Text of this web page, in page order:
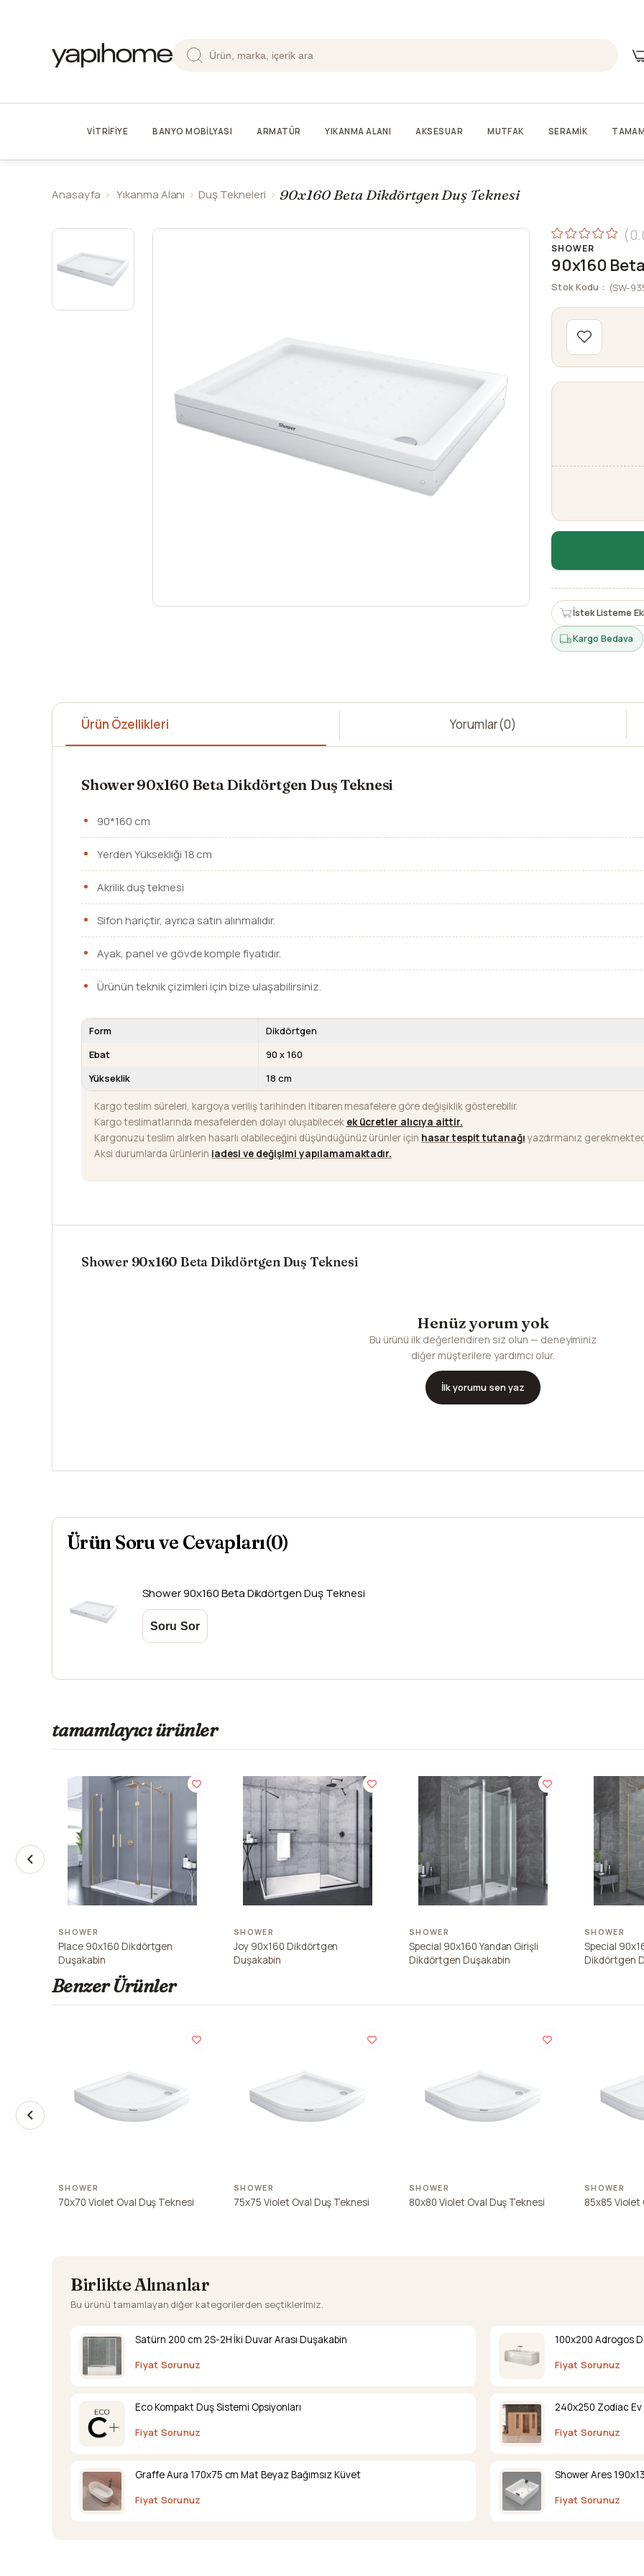
VİTRİFİYE BANYO MOBİLYASI ARMATÜR YIKANMA ALANI AKSESUAR MUTFAK SERAMİK
Anasayfa Yıkanma Alanı Duş Tekneleri 90x160 Beta Dikdörtgen Duş Teknesi
SHOWER
90x160
Stok Kodu (SW-
İstek Listeme
Kargo Bedava
Ürün Özellikleri Yorumlar(0)
Shower 90x160 Beta Dikdörtgen Duş Teknesi
90*160 cm
Yerden Yüksekliği 18 cm
Akrilik duş teknesi
Sifon hariçtir, ayrıca satın alınmalıdır.
Ayak, panel ve gövde komple fiyatıdır.
Ürünün teknik çizimleri için bize ulaşabilirsiniz.
Form
Dikdörtgen
Ebat
90 x 160
Yükseklik
18 cm
Kargo teslim süreleri, kargoya veriliş tarihinden itibaren mesafelere göre değişiklik gösterebilir.
Kargo teslimatlarında mesafelerden dolayı oluşabilecek ek ücretler alıcıya aittir.
Kargonuzu teslim alırken hasarlı olabileceğini düşündüğünüz ürünler için hasar tespit tutanağı yazdırmanız
Aksi durumlarda ürünlerin iadesi ve değişimi yapılamamaktadır.
Shower 90x160 Beta Dikdörtgen Duş Teknesi
Henüz yorum yok
Bu ürünü ilk değerlendiren siz olun — deneyiminiz
diğer müşterilere yardımcı olur.
İlk yorumu sen yaz
Ürün Soru ve Cevapları(0)
Shower90x160 Beta Dikdörtgen Duş Teknesi
tamamlayıcı ürünler
SHOWER
Place 90x160 Dikdörtgen
Duşakabin
SHOWER
Joy 90x160 Dikdörtgen
Duşakabin
SHOWER
Special 90x160 Yandan Girişli
Dikdörtgen Duşakabin
SHOWER
Special
Dikdörtgen
Benzer Ürünler
SHOWER
70x70 Violet Oval Duş Teknesi
SHOWER
75x75 Violet Oval Duş Teknesi
SHOWER
80x80 Violet Oval Duş Teknesi
SHOWER
85x85 Violet
Birlikte Alınanlar
Bu ürünü tamamlayan diğer kategorilerden seçtiklerimiz.
Satürn 200 cm 2S-2H İki Duvar Arası Duşakabin
Fiyat Sorunuz
100x200 Adrogos
Fiyat Sorunuz
Eco Kompakt Duş Sistemi Opsiyonları
Fiyat Sorunuz
240x250 Zodiac Ev
Fiyat Sorunuz
Graffe Aura 170x75 cm Mat Beyaz Bağımsız Küvet
Fiyat Sorunuz
Shower Ares
Fiyat Sorunuz